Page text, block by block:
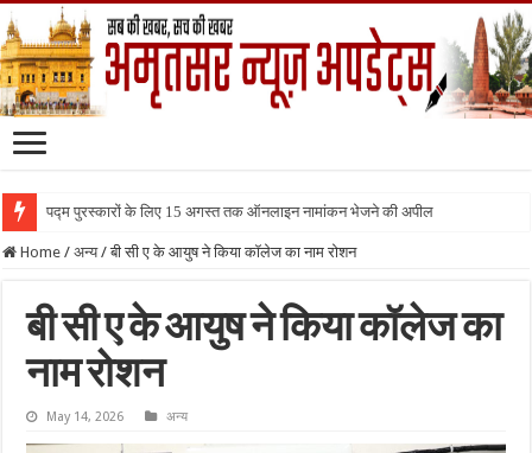
पद्म पुरस्कारों के लिए 15 अगस्त तक ऑनलाइन नामांकन भेजने की अपील
Home / अन्य / बी सी ए के आयुष ने किया कॉलेज का नाम रोशन
बी सी ए के आयुष ने किया कॉलेज का
नाम रोशन
May 14, 2026 अन्य